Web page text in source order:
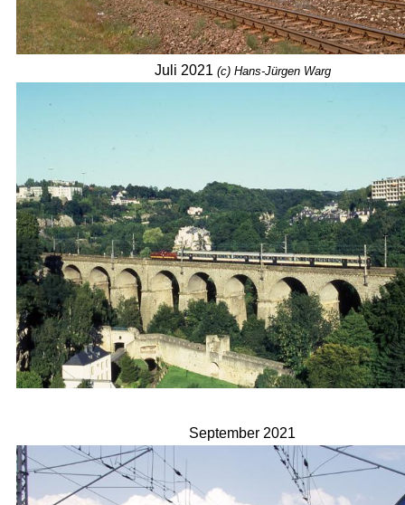
Juli 2021 (c) Hans-Jürgen Warg
September 2021